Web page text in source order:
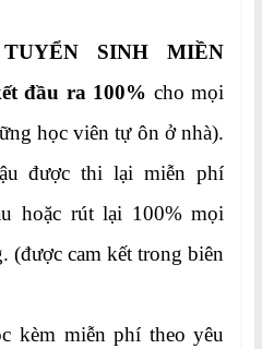
SINH MIỀN
đầu ra 100% cho mọi
học viên tự ôn ở nhà).
được thi lại miễn phí
hoặc rút lại 100% mọi
(được cam kết trong biên
kèm miễn phí theo yêu